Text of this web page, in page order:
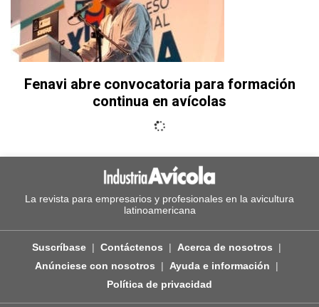
Fenavi abre convocatoria para formación
continua en avícolas
La revista para empresarios y profesionales en la avicultura
latinoamericana
Suscríbase Contáctenos
Acerca de nosotros
Anúnciese con nosotros
Ayuda e información
Política de privacidad